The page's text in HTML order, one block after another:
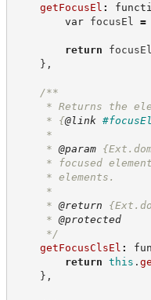
getFocusEl :
var focusEl =
return
} ,
/**
* Returns the
* {@link #focusEl
*
* @param
* focused element.
* elements.
*
* @return
* @protected
*/
getFocusClsEl :
return this .
} ,